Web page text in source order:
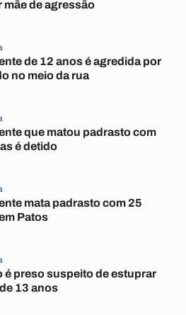
mãe de agressão
de 12 anos é agredida por
no meio da rua
que matou padrasto com
é detido
mata padrasto com 25
Patos
é preso suspeito de estuprar
13 anos